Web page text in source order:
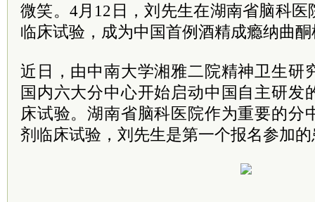
微笑。4月12日，刘先生在湖南省脑科
临床试验，成为中国首例酒精成瘾纳曲
近日，由中南大学湘雅二院精神卫生研
国内六大分中心开始启动中国自主研发
床试验。湖南省脑科医院作为重要的分
剂临床试验，刘先生是第一个报名参加